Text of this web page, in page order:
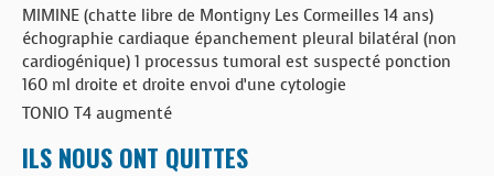
MIMINE (chatte libre de Montigny Les Cormeilles 14 ans)
échographie cardiaque épanchement pleural bilatéral (non
cardiogénique) 1 processus tumoral est suspecté ponction
160 ml droite et droite envoi d’une cytologie
TONIO T4 augmenté
ILS NOUS ONT QUITTES